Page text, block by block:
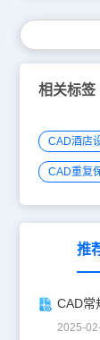
框。操作菜
以上的操作
材料和着色
（W）】→【
会弹出如下图所示的对话框
模型文件，
b. 文件--->
>导出场景
支持常见的图片格式。
览主要包括
旋转。 b.七
转鼠标中键+鼠标右键
程，更多相
相关标签
CAD酒店
CAD重复
推
CAD常
2025-